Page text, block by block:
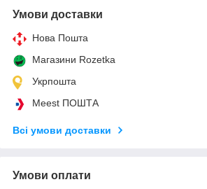
Умови доставки
Нова Пошта
Магазини Rozetka
Укрпошта
Meest ПОШТА
Всі умови доставки
Умови оплати